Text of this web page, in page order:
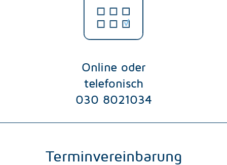
Online oder
telefonisch
030 8021034
Terminvereinbarung